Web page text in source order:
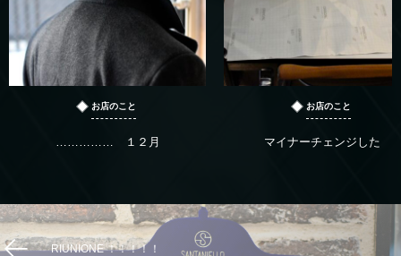
お店のこと
…………… １２月
お店のこと
マイナーチェンジした
RIUNIONE ！！！！！